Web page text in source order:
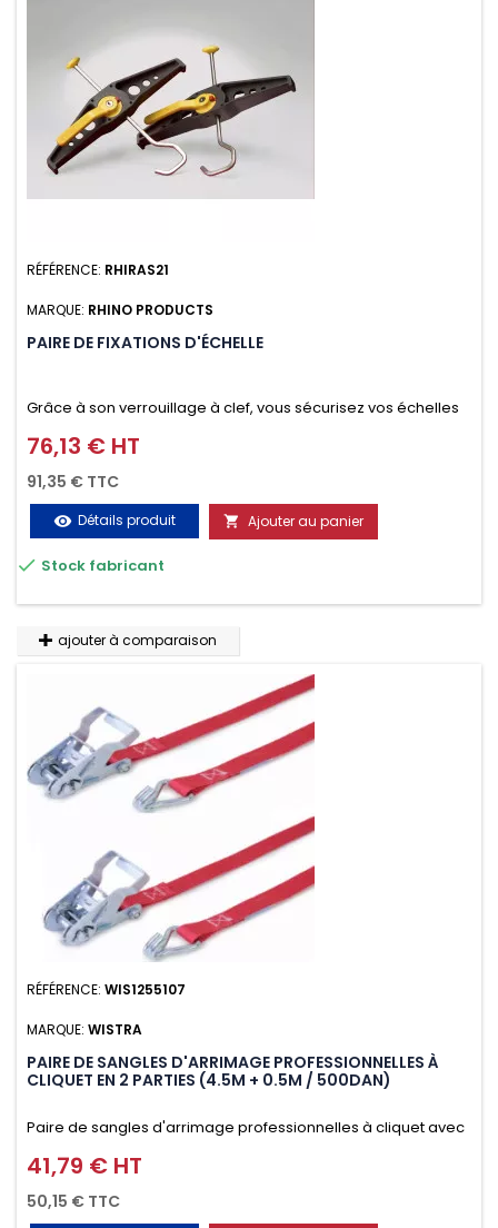
RÉFÉRENCE: RHIRAS21
MARQUE: RHINO PRODUCTS
PAIRE DE FIXATIONS D'ÉCHELLE
Grâce à son verrouillage à clef, vous sécurisez vos échelles
d'un seul geste aussi bien contre le vol que pendant le
transport. Référence vendue par paire.
Prix
76,13 € HT
91,35 € TTC
visibility Détails produit  Ajouter au panier
 Stock fabricant
ajouter à comparaison
RÉFÉRENCE: WIS1255107
MARQUE: WISTRA
PAIRE DE SANGLES D'ARRIMAGE PROFESSIONNELLES À
CLIQUET EN 2 PARTIES (4.5M + 0.5M / 500DAN)
Paire de sangles d'arrimage professionnelles à cliquet avec
crochet en 2 parties (4.5M + 0.5M / 500daN), simple et rapide
d'utilisation. Permet d'arrimer et de sécuriser vos
Prix
41,79 € HT
50,15 € TTC